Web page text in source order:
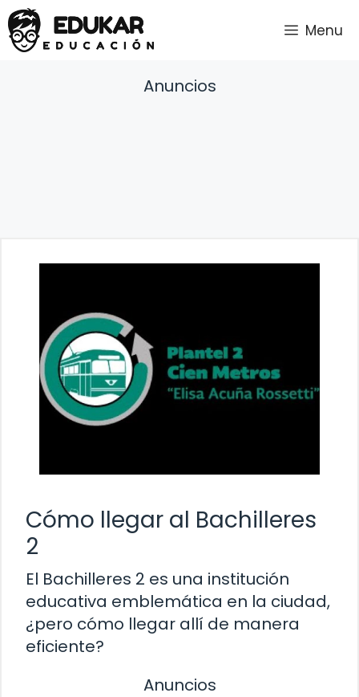
Saltar
al
contenido
Menu
Anuncios
Cómo llegar al Bachilleres
2
El Bachilleres 2 es una institución
educativa emblemática en la ciudad,
¿pero cómo llegar allí de manera
eficiente?
Anuncios